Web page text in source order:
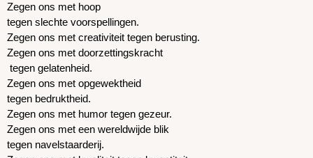
Zegen ons met hoop
tegen slechte voorspellingen.
Zegen ons met creativiteit tegen berusting.
Zegen ons met doorzettingskracht
tegen gelatenheid.
Zegen ons met opgewektheid
tegen bedruktheid.
Zegen ons met humor tegen gezeur.
Zegen ons met een wereldwijde blik
tegen navelstaarderij.